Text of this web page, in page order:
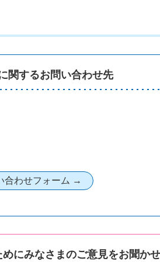
関するお問い合わせ先
にみなさまのご意見をお聞か